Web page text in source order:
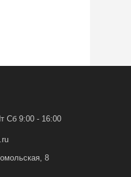
Сб 9:00 - 16:00
8